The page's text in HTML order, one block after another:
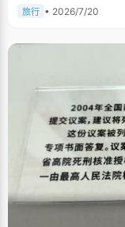
旅行 • 2026/7/20